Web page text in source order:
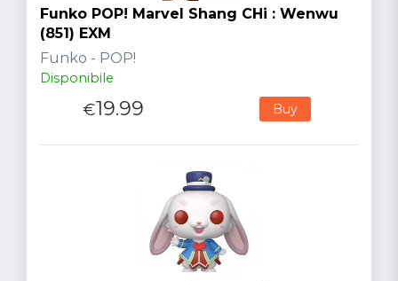
Funko POP! Marvel Shang CHi : Wenwu
(851) EXM
Funko - POP!
Disponibile
€19.99 Buy